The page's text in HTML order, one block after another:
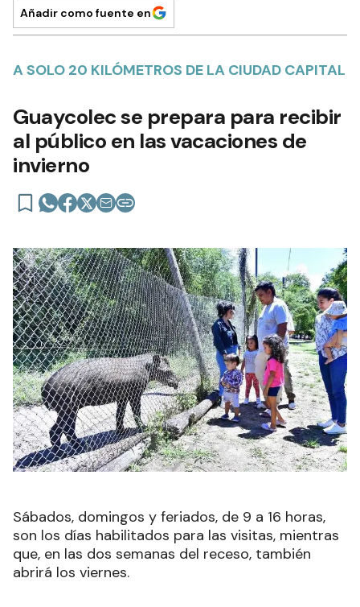
Añadir como fuente en
A SOLO 20 KILÓMETROS DE LA CIUDAD CAPITAL
Guaycolec se prepara para recibir
al público en las vacaciones de
invierno
Sábados, domingos y feriados, de 9 a 16 horas,
son los días habilitados para las visitas, mientras
que, en las dos semanas del receso, también
abrirá los viernes.